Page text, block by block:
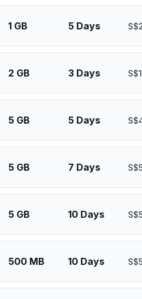
1 GB 5 Days
2 GB 3 Days
5 GB 5 Days
5 GB 7 Days
5 GB 10 Days
500 MB 10 Days